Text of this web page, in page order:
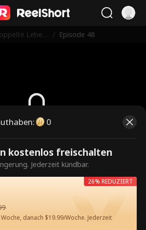
Leben
/ Episode 48
kostenpflichtige
Bitte entsperren, um
60Jetzt entsperren
: 0
kostenlos freischalten
Jederzeit kündbar.
danach $19.99/Woche. Jederzeit
26% REDUZIERT